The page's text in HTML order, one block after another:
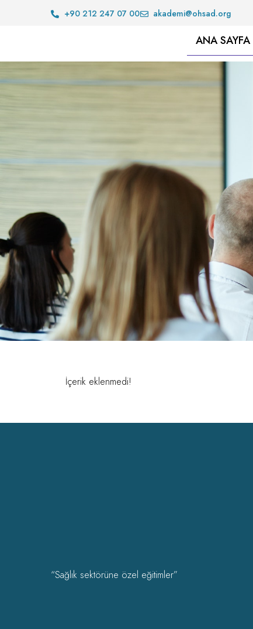
+90 212 247 07 00 akademi@ohsad.org
ANA SAYFA
İçerik eklenmedi!
“Sağlık sektörüne özel eğitimler”